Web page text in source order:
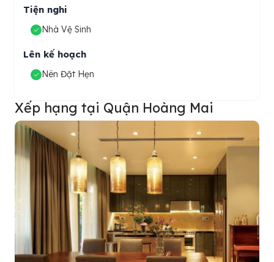
Tiện nghi
Nhà Vệ Sinh
Lên kế hoạch
Nên Đặt Hẹn
Xếp hạng tại Quận Hoàng Mai